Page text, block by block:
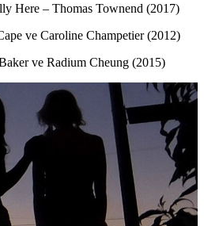
Here – Thomas Townend (2017)
ve Caroline Champetier (2012)
ve Radium Cheung (2015)